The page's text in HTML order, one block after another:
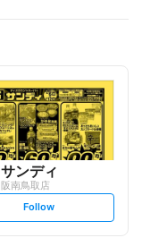
サンディ
阪南鳥取店
s
t
Follow